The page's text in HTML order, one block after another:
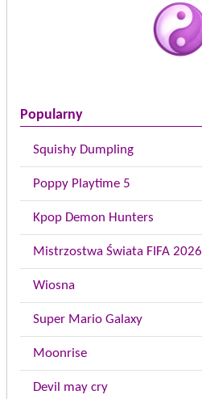
Popularny
Squishy Dumpling
Poppy Playtime 5
Kpop Demon Hunters
Mistrzostwa Świata FIFA 2026
Wiosna
Super Mario Galaxy
Moonrise
Devil may cry